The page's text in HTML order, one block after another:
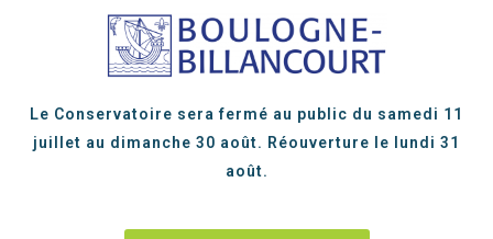
Le Conservatoire sera fermé au public du samedi 11
juillet au dimanche 30 août. Réouverture le lundi 31
août.